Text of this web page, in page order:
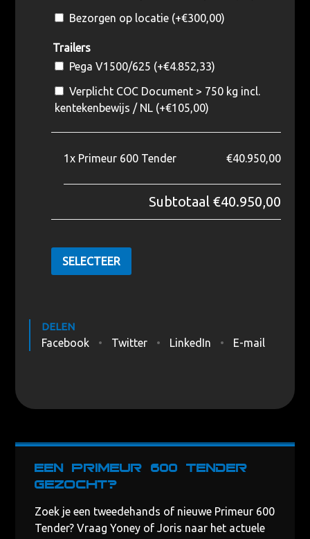
Bezorgen op locatie (+€300,00)
Trailers
Pega V1500/625 (+€4.852,33)
Verplicht COC Document > 750 kg incl.
kentekenbewijs / NL (+€105,00)
1x Primeur 600 Tender €40.950,00
Subtotaal €40.950,00
SELECTEER
DELEN
Facebook Twitter LinkedIn E-mail
Een Primeur 600 Tender
gezocht?
Zoek je een tweedehands of nieuwe Primeur 600
Tender? Vraag Yoney of Joris naar het actuele